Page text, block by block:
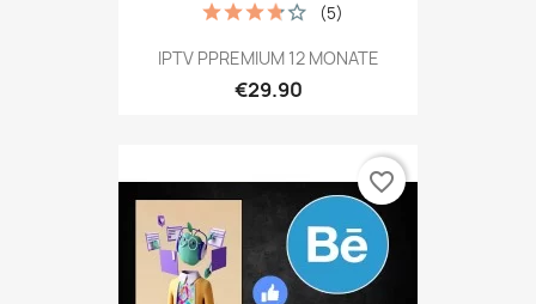
IPTV PPREMIUM 12 MONATE
€29.90
(5)
favorite_border